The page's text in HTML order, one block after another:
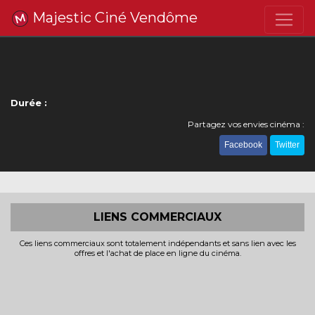
Majestic Ciné Vendôme
Durée :
Partagez vos envies cinéma :
Facebook Twitter
LIENS COMMERCIAUX
Ces liens commerciaux sont totalement indépendants et sans lien avec les
offres et l'achat de place en ligne du cinéma.